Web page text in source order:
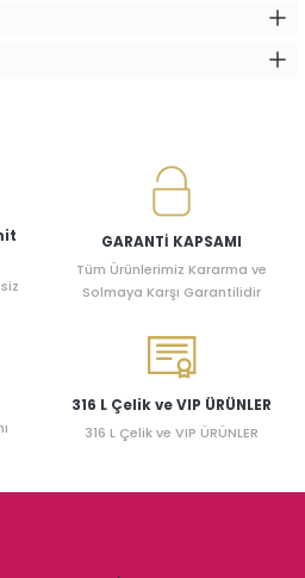
GARANTİ KAPSAMI
Tüm Ürünlerimiz Kararma ve
Solmaya Karşı Garantilidir
316 L Çelik ve VIP ÜRÜNLER
316 L Çelik ve VIP ÜRÜNLER